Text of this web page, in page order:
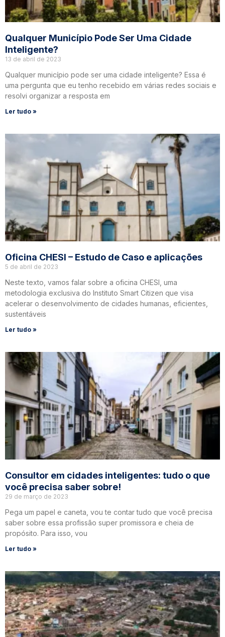
Qualquer Município Pode Ser Uma Cidade
Inteligente?
13 de abril de 2023
Qualquer município pode ser uma cidade inteligente? Essa é
uma pergunta que eu tenho recebido em várias redes sociais e
resolvi organizar a resposta em
Ler tudo »
Oficina CHESI – Estudo de Caso e aplicações
5 de abril de 2023
Neste texto, vamos falar sobre a oficina CHESI, uma
metodologia exclusiva do Instituto Smart Citizen que visa
acelerar o desenvolvimento de cidades humanas, eficientes,
sustentáveis
Ler tudo »
Consultor em cidades inteligentes: tudo o que
você precisa saber sobre!
29 de março de 2023
Pega um papel e caneta, vou te contar tudo que você precisa
saber sobre essa profissão super promissora e cheia de
propósito. Para isso, vou
Ler tudo »